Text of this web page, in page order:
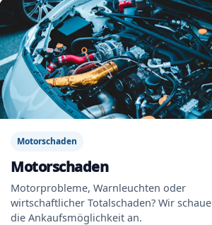
Motorschaden
Motorschaden
Motorprobleme, Warnleuchten oder
wirtschaftlicher Totalschaden? Wir
die Ankaufsmöglichkeit an.